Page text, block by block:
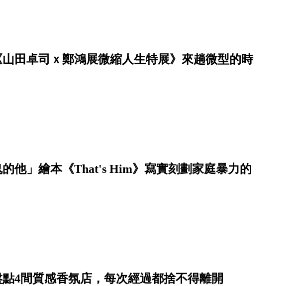
田卓司ｘ鄭鴻展微縮人生特展》來趟微型的時
的他」繪本《That's Him》寫實刻劃家庭暴力的
4間質感香氛店，每次經過都捨不得離開